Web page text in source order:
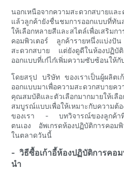
นอกเหนือจากความสะดวกสบายแล
แล้วลูกค้ายังชื่นชมการออกแบบที่ทัน
ให้เลือกหลายสีและสไตล์เพื่อเสริมก
คอมพิวเตอร์ ลูกค้ารายหนึ่งแบ่งปั
สะดวกสบาย แต่ยังดูดีในห้องปฏิบัติ
ออกแบบที่เก๋ไก๋เพิ่มความซับซ้อนให้กั
โดยสรุป บริษัท ของเราเป็นผู้ผลิตเก้
ออกแบบมาเพื่อความสะดวกสบา
คุณสมบัติและตัวเลือกมากมายให้เลื
สมบูรณ์แบบเพื่อให้เหมาะกับความต้
ของเรา - บทวิจารณ์ของลูกค้าที่เ
ตนเอง อัพเกรดห้องปฏิบัติการคอม
ในตลาดวันนี้
- วิธีซื้อเก้าอี้ห้องปฏิบัติการคอ
นำ